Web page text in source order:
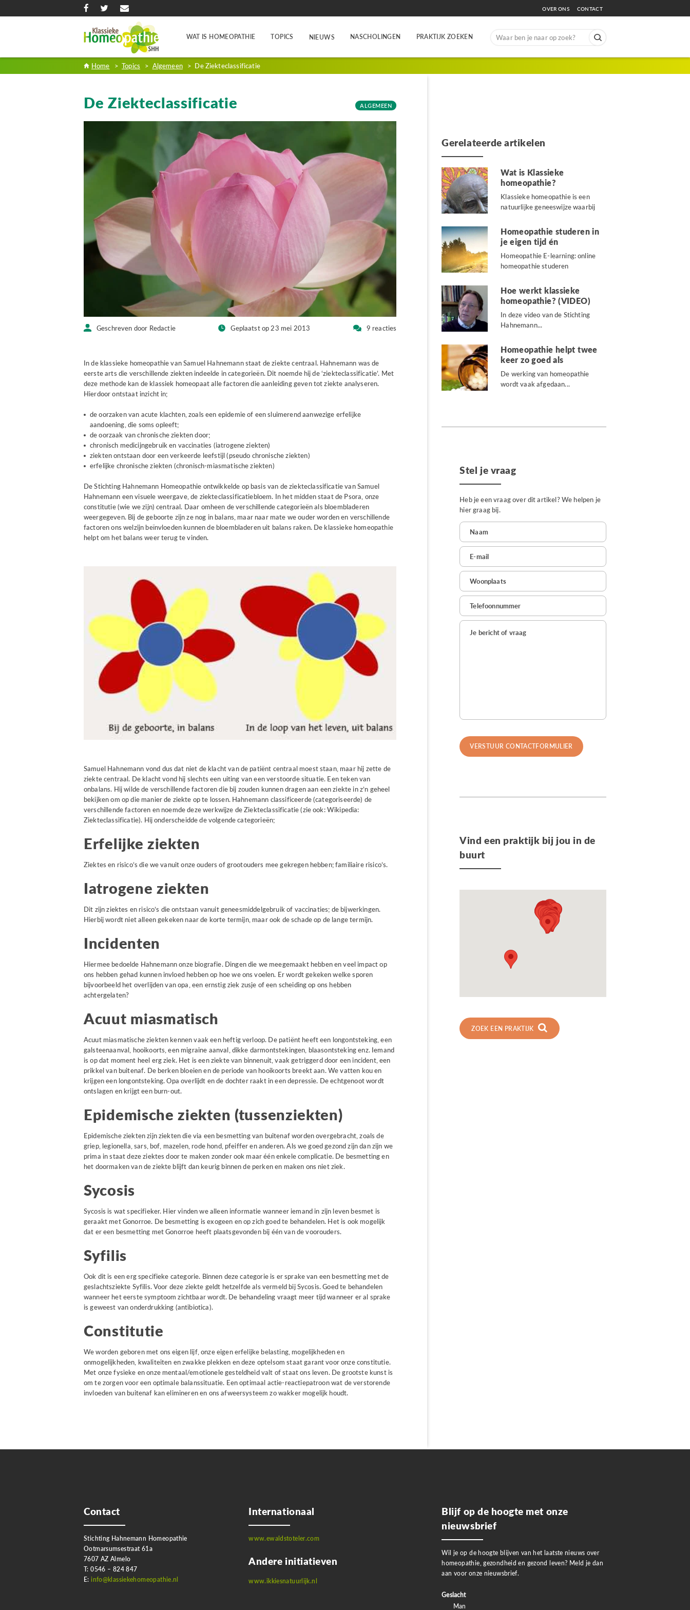
OVER ONS CONTACT
WAT IS HOMEOPATHIE TOPICS NIEUWS NASCHOLINGEN PRAKTIJK ZOEKEN
Search
Home > Topics > Algemeen > De Ziekteclassificatie
De Ziekteclassificatie ALGEMEEN
Geschreven door Redactie Geplaatst op 23 mei 2013 9 reacties
In de klassieke homeopathie van Samuel Hahnemann staat de ziekte centraal. Hahnemann was de
eerste arts die verschillende ziekten indeelde in categorieën. Dit noemde hij de ‘ziekteclassificatie’. Met
deze methode kan de klassiek homeopaat alle factoren die aanleiding geven tot ziekte analyseren.
Hierdoor ontstaat inzicht in;
de oorzaken van acute klachten, zoals een epidemie of een sluimerend aanwezige erfelijke
aandoening, die soms opleeft;
de oorzaak van chronische ziekten door;
chronisch medicijngebruik en vaccinaties (iatrogene ziekten)
ziekten ontstaan door een verkeerde leefstijl (pseudo chronische ziekten)
erfelijke chronische ziekten (chronisch-miasmatische ziekten)
De Stichting Hahnemann Homeopathie ontwikkelde op basis van de ziekteclassificatie van Samuel
Hahnemann een visuele weergave, de ziekteclassificatiebloem. In het midden staat de Psora, onze
constitutie (wie we zijn) centraal. Daar omheen de verschillende categorieën als bloembladeren
weergegeven. Bij de geboorte zijn ze nog in balans, maar naar mate we ouder worden en verschillende
factoren ons welzijn beïnvloeden kunnen de bloembladeren uit balans raken. De klassieke homeopathie
helpt om het balans weer terug te vinden.
Samuel Hahnemann vond dus dat niet de klacht van de patiënt centraal moest staan, maar hij zette de
ziekte centraal. De klacht vond hij slechts een uiting van een verstoorde situatie. Een teken van
onbalans. Hij wilde de verschillende factoren die bij zouden kunnen dragen aan een ziekte in z’n geheel
bekijken om op die manier de ziekte op te lossen. Hahnemann classificeerde (categoriseerde) de
verschillende factoren en noemde deze werkwijze de Ziekteclassificatie (zie ook: Wikipedia:
Ziekteclassificatie). Hij onderscheidde de volgende categorieën;
Erfelijke ziekten
Ziektes en risico’s die we vanuit onze ouders of grootouders mee gekregen hebben; familiaire risico’s.
Iatrogene ziekten
Dit zijn ziektes en risico’s die ontstaan vanuit geneesmiddelgebruik of vaccinaties; de bijwerkingen.
Hierbij wordt niet alleen gekeken naar de korte termijn, maar ook de schade op de lange termijn.
Incidenten
Hiermee bedoelde Hahnemann onze biografie. Dingen die we meegemaakt hebben en veel impact op
ons hebben gehad kunnen invloed hebben op hoe we ons voelen. Er wordt gekeken welke sporen
bijvoorbeeld het overlijden van opa, een ernstig ziek zusje of een scheiding op ons hebben
achtergelaten?
Acuut miasmatisch
Acuut miasmatische ziekten kennen vaak een heftig verloop. De patiënt heeft een longontsteking, een
galsteenaanval, hooikoorts, een migraine aanval, dikke darmontstekingen, blaasontsteking enz. Iemand
is op dat moment heel erg ziek. Het is een ziekte van binnenuit, vaak getriggerd door een incident, een
prikkel van buitenaf. De berken bloeien en de periode van hooikoorts breekt aan. We vatten kou en
krijgen een longontsteking. Opa overlijdt en de dochter raakt in een depressie. De echtgenoot wordt
ontslagen en krijgt een burn-out.
Epidemische ziekten (tussenziekten)
Epidemische ziekten zijn ziekten die via een besmetting van buitenaf worden overgebracht, zoals de
griep, legionella, sars, bof, mazelen, rode hond, pfeiffer en anderen. Als we goed gezond zijn dan zijn we
prima in staat deze ziektes door te maken zonder ook maar één enkele complicatie. De besmetting en
het doormaken van de ziekte blijft dan keurig binnen de perken en maken ons niet ziek.
Sycosis
Sycosis is wat specifieker. Hier vinden we alleen informatie wanneer iemand in zijn leven besmet is
geraakt met Gonorroe. De besmetting is exogeen en op zich goed te behandelen. Het is ook mogelijk
dat er een besmetting met Gonorroe heeft plaatsgevonden bij één van de voorouders.
Syfilis
Ook dit is een erg specifieke categorie. Binnen deze categorie is er sprake van een besmetting met de
geslachtsziekte Syfilis. Voor deze ziekte geldt hetzelfde als vermeld bij Sycosis. Goed te behandelen
wanneer het eerste symptoom zichtbaar wordt. De behandeling vraagt meer tijd wanneer er al sprake
is geweest van onderdrukking (antibiotica).
Constitutie
We worden geboren met ons eigen lijf, onze eigen erfelijke belasting, mogelijkheden en
onmogelijkheden, kwaliteiten en zwakke plekken en deze optelsom staat garant voor onze constitutie.
Met onze fysieke en onze mentaal/emotionele gesteldheid valt of staat ons leven. De grootste kunst is
om te zorgen voor een optimale balanssituatie. Een optimaal actie-reactiepatroon wat de verstorende
invloeden van buitenaf kan elimineren en ons afweersysteem zo wakker mogelijk houdt.
Gerelateerde artikelen
Wat is Klassieke
homeopathie?
Klassieke homeopathie is een
natuurlijke geneeswijze waarbij
samenhang van klachten...
Homeopathie studeren in
je eigen tijd én
Homeopathie E-learning: online
homeopathie studeren
Hoe werkt klassieke
homeopathie? (VIDEO)
In deze video van de Stichting
Hahnemann...
Homeopathie helpt twee
keer zo goed als
De werking van homeopathie
wordt vaak afgedaan...
Stel je vraag
Heb je een vraag over dit artikel? We helpen je
hier graag bij.
Vind een praktijk bij jou in de
buurt
ZOEK EEN PRAKTIJK
Contact
Stichting Hahnemann Homeopathie
Ootmarsumsestraat 61a
7607 AZ Almelo
T: 0546 – 824 847
E:info@klassiekehomeopathie.nl
Internationaal
www.ewaldstoteler.com
Andere initiatieven
www.ikkiesnatuurlijk.nl
Blijf op de hoogte met onze
nieuwsbrief
Wil je op de hoogte blijven van het laatste nieuws over
homeopathie, gezondheid en gezond leven? Meld je dan
aan voor onze nieuwsbrief.
Geslacht
Man